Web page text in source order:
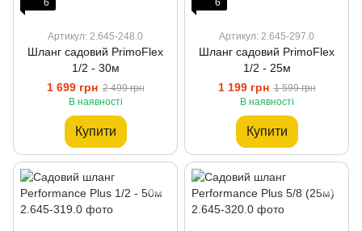
Артикул: 2.645-248.0
Шланг садовий PrimoFlex
1/2 - 30м
1 699 грн 2 499 грн
В наявності
Купити
Артикул: 2.645-297.0
Шланг садовий PrimoFlex
1/2 - 25м
1 199 грн 1 599 грн
В наявності
Купити